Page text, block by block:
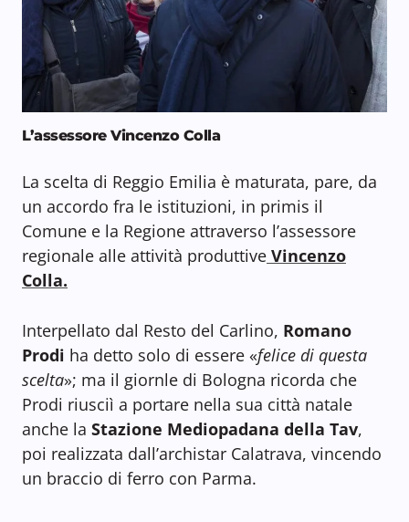
L’assessore Vincenzo Colla
La scelta di Reggio Emilia è maturata, pare, da
un accordo fra le istituzioni, in primis il
Comune e la Regione attraverso l’assessore
regionale alle attività produttive Vincenzo
Colla.
Interpellato dal Resto del Carlino, Romano
Prodi ha detto solo di essere «felice di questa
scelta»; ma il giornle di Bologna ricorda che
Prodi riusciì a portare nella sua città natale
anche la Stazione Mediopadana della Tav,
poi realizzata dall’archistar Calatrava, vincendo
un braccio di ferro con Parma.